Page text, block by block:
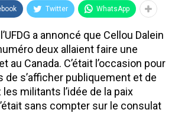
Twitter WhatsApp
a annoncé que Cellou Dalein
deux allaient faire une
au Canada. C’était l’occasion pour
de s’afficher publiquement et de
militants l’idée de la paix
sans compter sur le consulat